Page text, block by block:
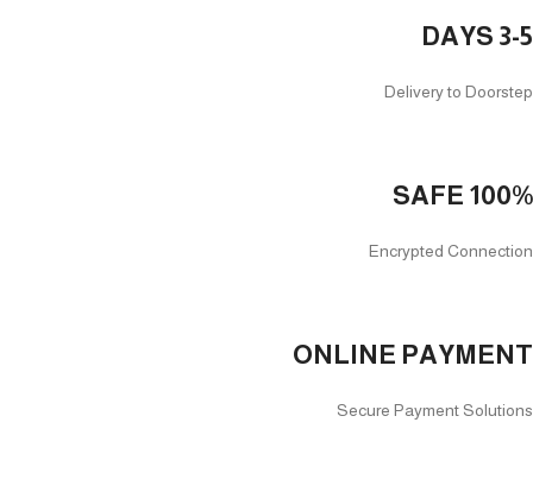
ONLINE PAYMENT
Secure Payment Solutions
100% SAFE
Encrypted Connection
3-5 DAYS
Delivery to Doorstep